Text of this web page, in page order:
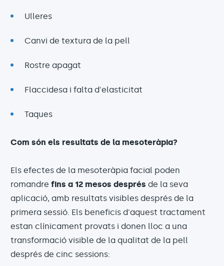
Ulleres
Canvi de textura de la pell
Rostre apagat
Flaccidesa i falta d'elasticitat
Taques
Com són els resultats de la mesoteràpia?
Els efectes de la mesoteràpia facial poden
romandre fins a 12 mesos després de la seva
aplicació, amb resultats visibles després de la
primera sessió. Els beneficis d'aquest tractament
estan clínicament provats i donen lloc a una
transformació visible de la qualitat de la pell
després de cinc sessions: